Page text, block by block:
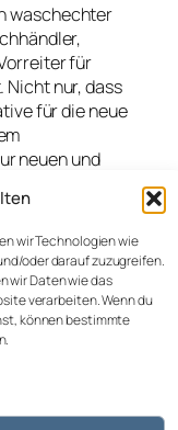
wir Technologien wie
oder darauf zuzugreifen.
wir Daten wie das
verarbeiten. Wenn du
können bestimmte
waschechter
für
Nicht nur, dass
für die neue
neuen und
geht auf ihn
dass er
folgte und
Bank nahm,